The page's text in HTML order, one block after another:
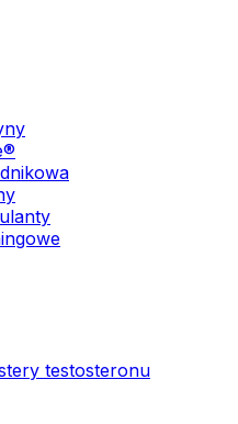
testosteronu